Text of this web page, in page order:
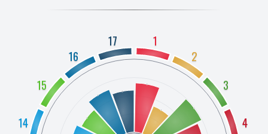
1
2
3
4
14
15
16
17